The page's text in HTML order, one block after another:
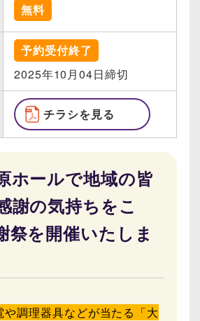
無料
予約受付終了
2025年10月04日締切
チラシを見る
ホールで地域の皆
謝の気持ちをこ
祭を開催いたしま
や調理器具などが当たる「大